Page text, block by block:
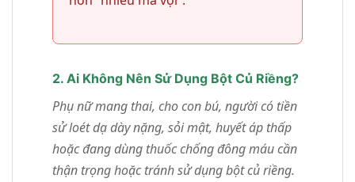
2. Ai Không Nên Sử Dụng Bột Củ Riềng?
Phụ nữ mang thai, cho con bú, người có tiền
sử loét dạ dày nặng, sỏi mật, huyết áp thấp
hoặc đang dùng thuốc chống đông máu cần
thận trọng hoặc tránh sử dụng bột củ riềng.